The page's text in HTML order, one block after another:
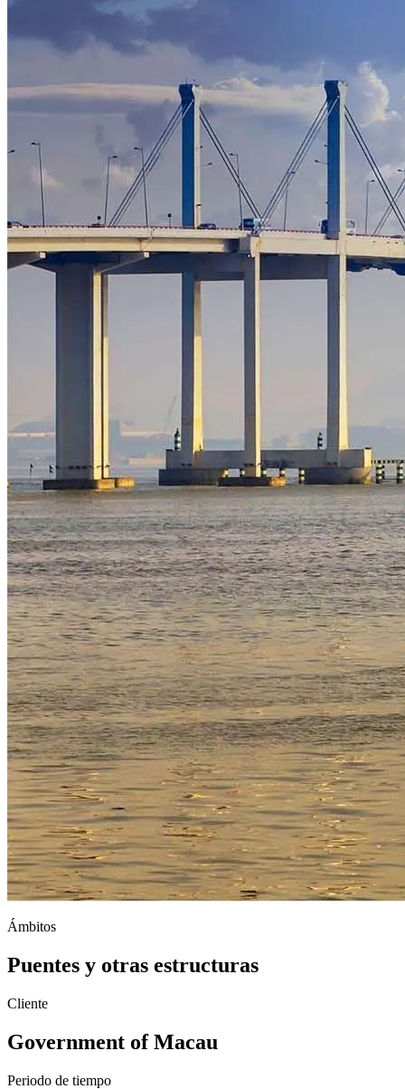
Ámbitos
Puentes y otras estructuras
Cliente
Government of Macau
Periodo de tiempo